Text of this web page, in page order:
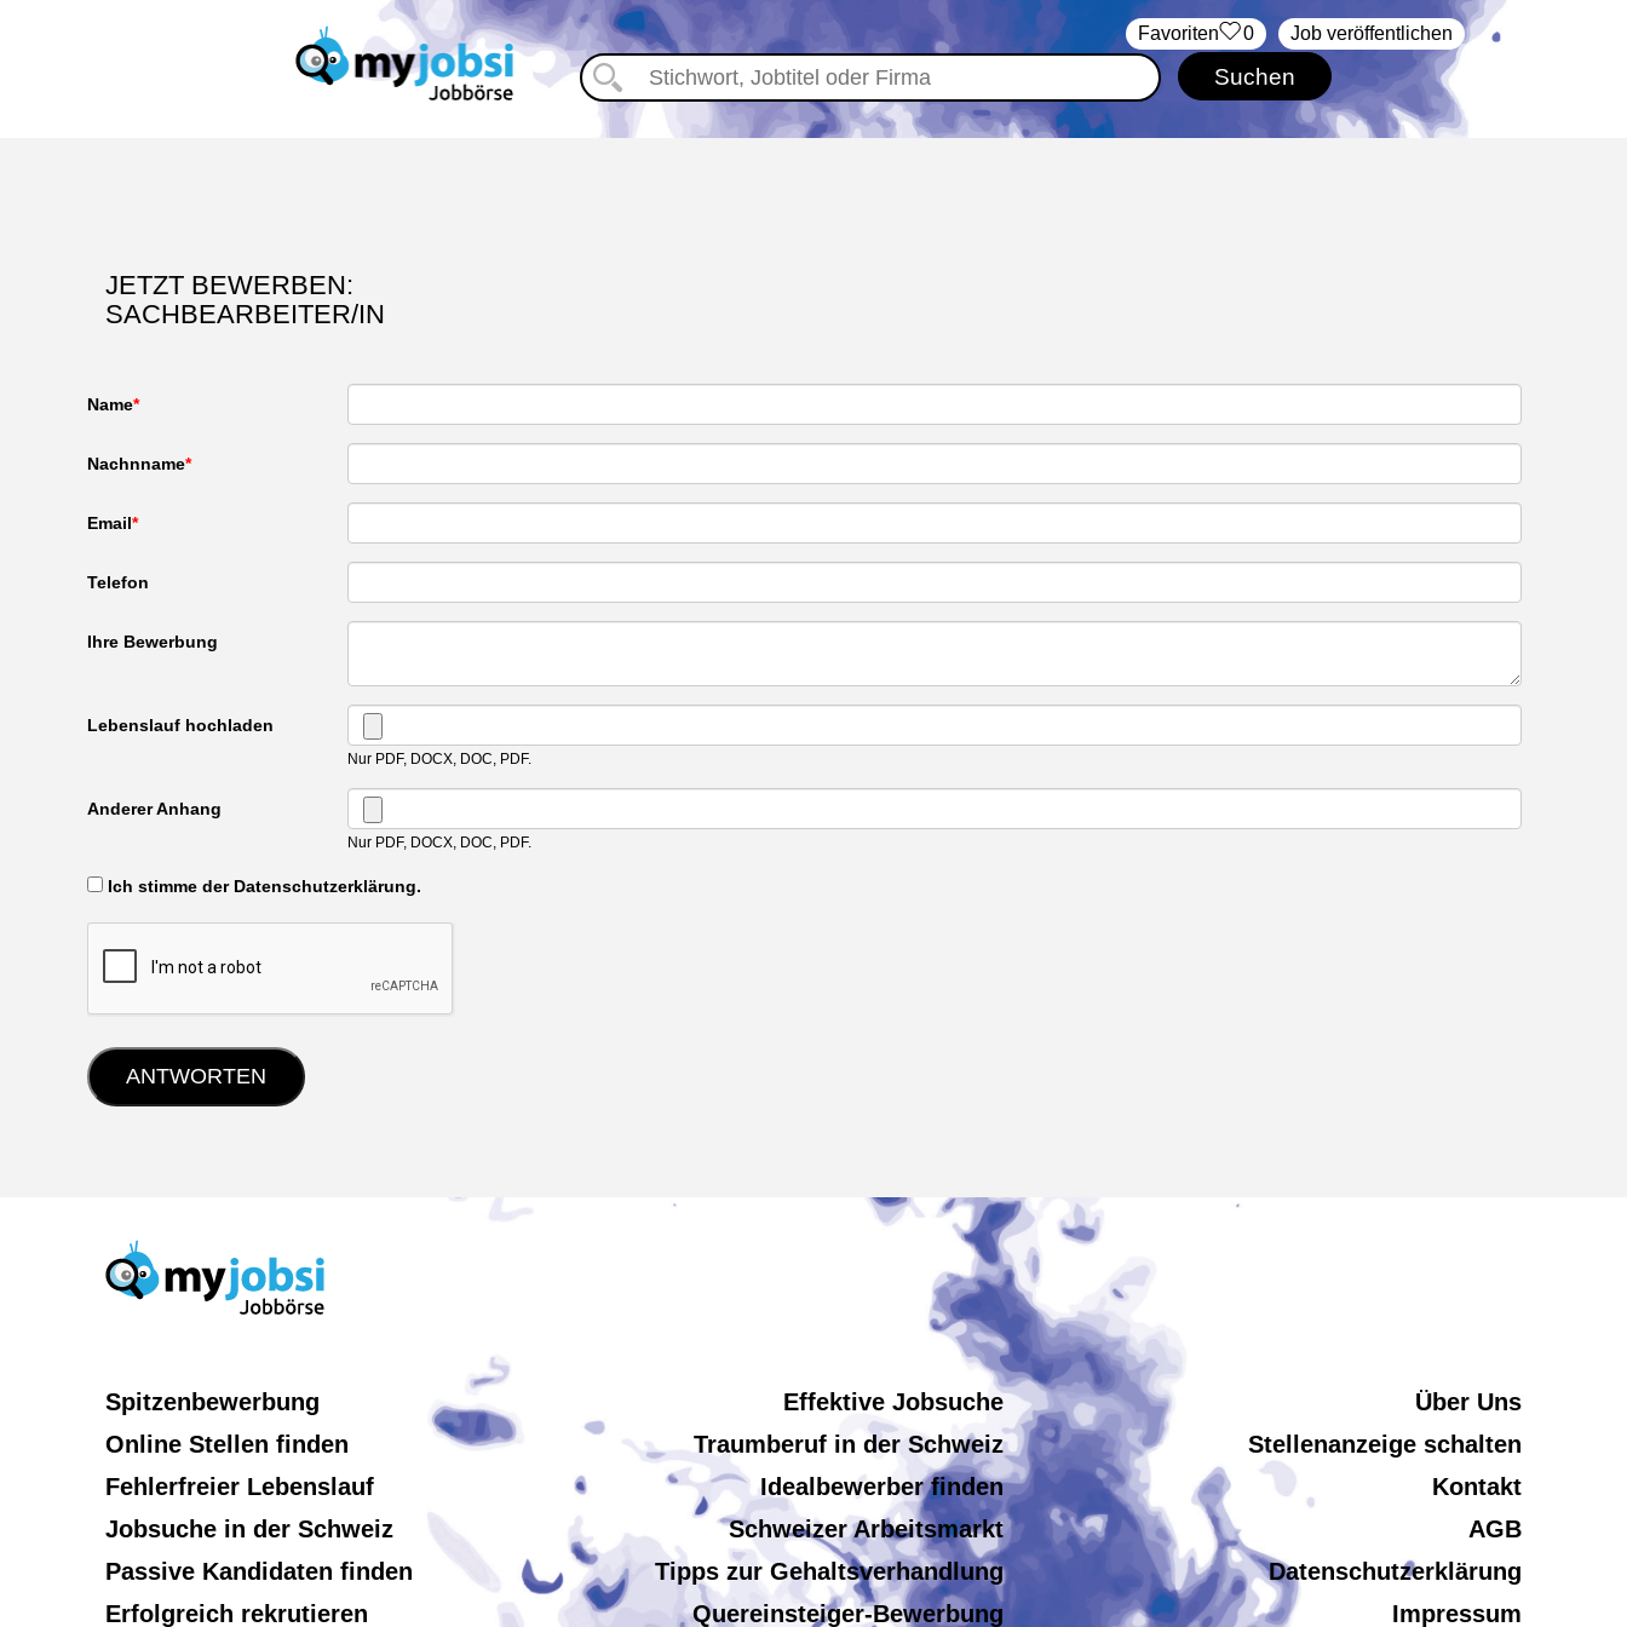
Job veröffentlichen
‏Favoriten 0
JETZT BEWERBEN:
SACHBEARBEITER/IN
Name
Nachnname
Email
Telefon
Ihre Bewerbung
Lebenslauf hochladen
Nur PDF, DOCX, DOC, PDF.
Anderer Anhang
Nur PDF, DOCX, DOC, PDF.
‏‏‎ ‎Ich stimme der Datenschutzerklärung.
Spitzenbewerbung
Online Stellen finden
Fehlerfreier Lebenslauf
Jobsuche in der Schweiz
Passive Kandidaten finden
Erfolgreich rekrutieren
Effektive Jobsuche
Traumberuf in der Schweiz
Idealbewerber finden
Schweizer Arbeitsmarkt
Tipps zur Gehaltsverhandlung
Quereinsteiger-Bewerbung
Über Uns
Stellenanzeige schalten
Kontakt
AGB
Datenschutzerklärung
Impressum